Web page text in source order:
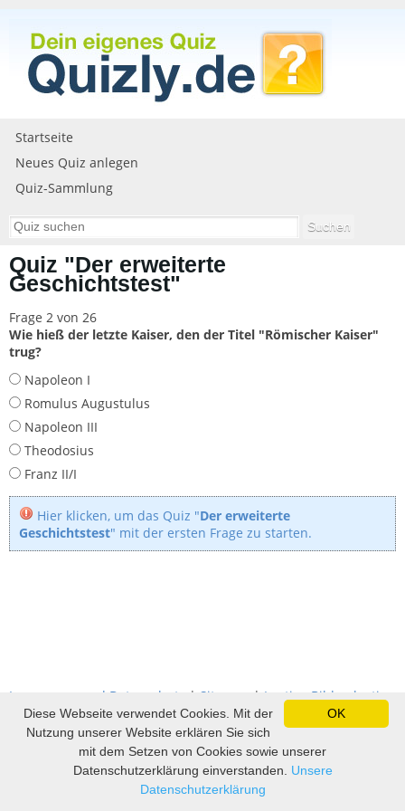
Startseite
Neues Quiz anlegen
Quiz-Sammlung
Quiz "Der erweiterte
Geschichtstest"
Frage 2 von 26
Wie hieß der letzte Kaiser, den der Titel "Römischer Kaiser"
trug?
Napoleon I
Romulus Augustulus
Napoleon III
Theodosius
Franz II/I
Hier klicken, um das Quiz "Der erweiterte
Geschichtstest" mit der ersten Frage zu starten.
Impressum und Datenschutz | Sitemap | Lustige Bilder, lustige
Videos und Witze |Witze| Sprüche |Fußball Tippspiel
OK
Diese Webseite verwendet Cookies. Mit der
Nutzung unserer Website erklären Sie sich
mit dem Setzen von Cookies sowie unserer
Datenschutzerklärung einverstanden. Unsere
Datenschutzerklärung